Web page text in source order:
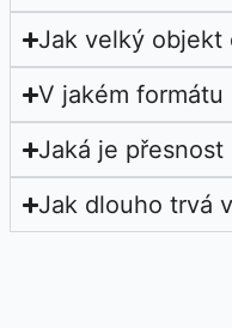
Jak velký objekt
V jakém formátu
Jaká je
Jak dlouho trvá